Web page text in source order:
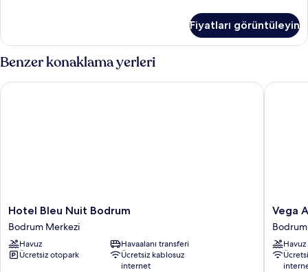
fazla
detay
Fiyatları görüntüleyin
Benzer konaklama yerleri
Hotel
Bleu
Nuit
Bodrum
Bodrum
Hotel Bleu Nuit Bodrum
Bodrum Merkezi
Havuz
Havaalanı transferi
Ücretsiz otopark
Ücretsiz kablosuz
internet
Hotel Bleu Nuit Bodrum
Vega
Aparts
Bodrum
Vega
Bodrum
Havuz
Vega